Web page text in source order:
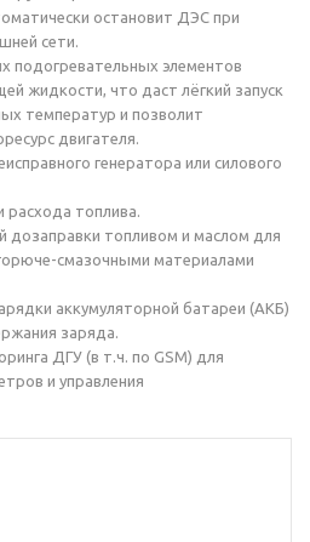
остановит ДЭС при
сети.
подогревательных элементов
жидкости, что даст лёгкий запуск
температур и позволит
двигателя.
генератора или силового
расхода топлива.
дозаправки топливом и маслом для
смазочными материалами
аккумуляторной батареи (АКБ)
заряда.
ДГУ (в т.ч. по GSM) для
и управления